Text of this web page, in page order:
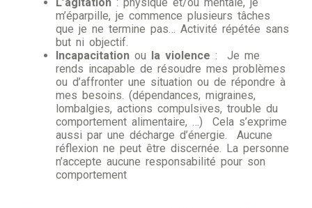
m’éparpille, je commence plusieurs tâches
que je ne termine pas… Activité répétée sans
but ni objectif.
Incapacitation ou la violence : Je me
rends incapable de résoudre mes problèmes
ou d’affronter une situation ou de répondre à
mes besoins. (dépendances, migraines,
lombalgies, actions compulsives, trouble du
comportement alimentaire, …) Cela s’exprime
aussi par une décharge d’énergie. Aucune
réflexion ne peut être discernée. La personne
n’accepte aucune responsabilité pour son
comportement